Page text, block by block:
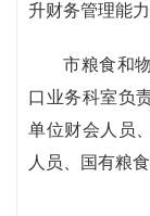
升财务管理能力
市粮食和
口业务科室负
单位财会人员
人员、国有粮